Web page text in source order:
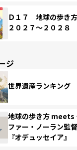
Ｄ１７ 地球の歩き
２０２７～２０２８
ジ
世界遺産ランキング
地球の歩き方 meets
ファー・ノーラン監
『オデュッセイア』